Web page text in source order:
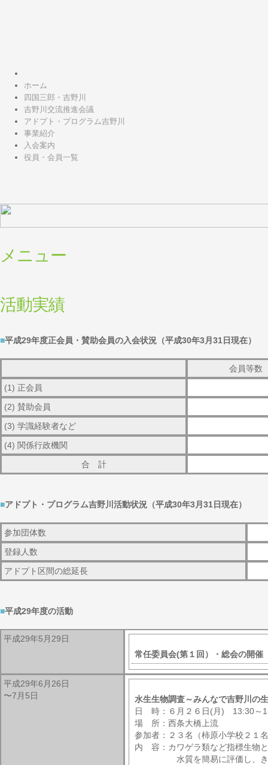
ホーム
四国三郎・吉野川
吉野川交流推進会議
アドプト・プログラム吉野川
事業紹介
入会案内
役員・会員一覧
メニュー
活動実績
■平成29年度正会員・賛助会員の入会状況（平成30年3月31日現在）
会員等数
(1) 正会員
(2) 賛助会員
(3) 学識経験者など
(4) 関係行政機関
合 計
■アドプト・プログラム吉野川活動状況（平成30年3月31日現在）
参加団体数
登録人数
アドプト区間の総延長
■平成29年度の活動
平成29年5月29日
常任委員会(第１回）・総会の開催
平成29年6月26日
〜7月5日
水生生物調査～みんなで吉野川の
日 時：６月２６日(月) 13:30～
場 所：西条大橋上流
参加者：２３名（柿原小学校２１
内 容：カワゲラ類など指標生物
水質を簡易に評価し、きれい